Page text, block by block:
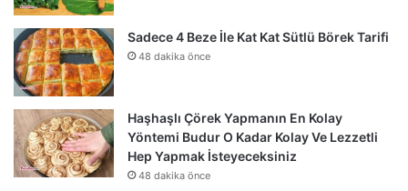
Sadece 4 Beze İle Kat Kat Sütlü Börek Tarifi
48 dakika önce
Haşhaşlı Çörek Yapmanın En Kolay
Yöntemi Budur O Kadar Kolay Ve Lezzetli
Hep Yapmak İsteyeceksiniz
48 dakika önce